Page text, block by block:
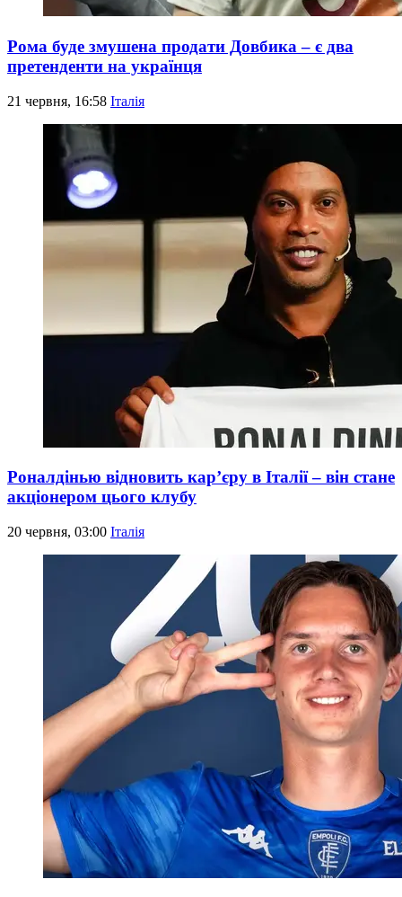
Рома буде змушена продати Довбика – є два
претенденти на українця
21 червня, 16:58 Італія
Роналдінью відновить кар’єру в Італії – він стане
акціонером цього клубу
20 червня, 03:00 Італія